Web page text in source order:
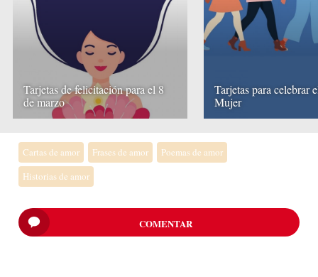
Tarjetas de felicitación para el 8
de marzo
Tarjetas para celebrar
Mujer
Cartas de amor Frases de amor
Poemas de amor
Historias de amor
COMENTAR